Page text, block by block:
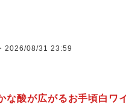
2026/08/31 23:59
な酸が広がるお手頃白ワ